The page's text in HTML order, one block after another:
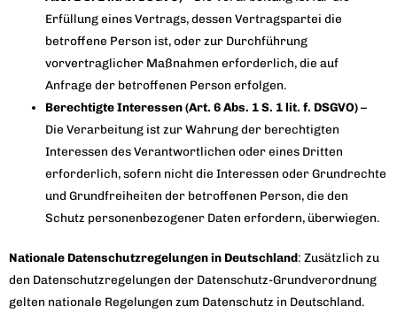
Erfüllung eines Vertrags, dessen Vertragspartei die
betroffene Person ist, oder zur Durchführung
vorvertraglicher Maßnahmen erforderlich, die auf
Anfrage der betroffenen Person erfolgen.
Berechtigte Interessen (Art. 6 Abs. 1 S. 1 lit. f. DSGVO)–
Die Verarbeitung ist zur Wahrung der berechtigten
Interessen des Verantwortlichen oder eines Dritten
erforderlich, sofern nicht die Interessen oder Grundrechte
und Grundfreiheiten der betroffenen Person, die den
Schutz personenbezogener Daten erfordern, überwiegen.
Nationale Datenschutzregelungen in Deutschland: Zusätzlich zu
den Datenschutzregelungen der Datenschutz-Grundverordnung
gelten nationale Regelungen zum Datenschutz in Deutschland.